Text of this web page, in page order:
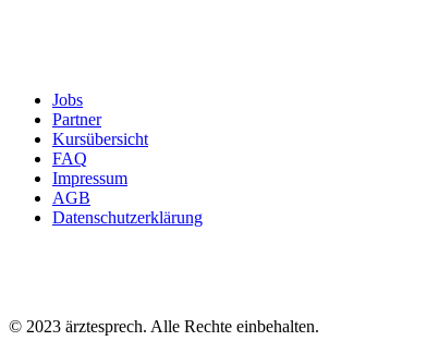
Jobs
Partner
Kursübersicht
FAQ
Impressum
AGB
Datenschutzerklärung
© 2023 ärztesprech. Alle Rechte einbehalten.